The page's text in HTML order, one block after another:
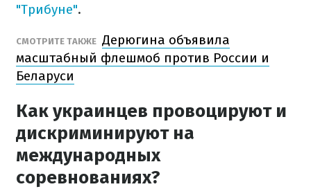
"Трибуне".
СМОТРИТЕ ТАКЖЕ Дерюгина объявила
масштабный флешмоб против России и
Беларуси
Как украинцев провоцируют и
дискриминируют на
международных
соревнованиях?